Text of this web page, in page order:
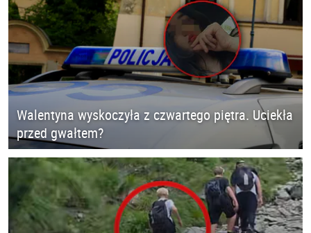
Walentyna wyskoczyła z czwartego piętra. Uciekła
przed gwałtem?